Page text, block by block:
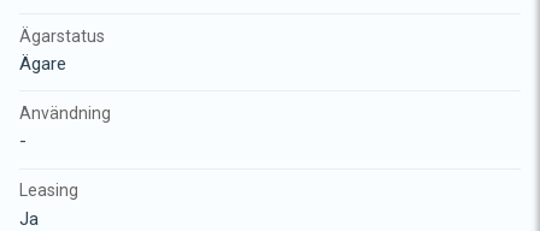
Ägarstatus
Ägare
Användning
-
Leasing
Ja